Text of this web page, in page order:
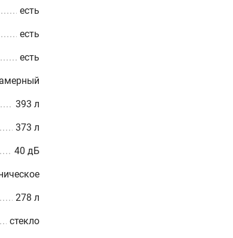
есть
есть
есть
393 л
373 л
40 дБ
278 л
стекло